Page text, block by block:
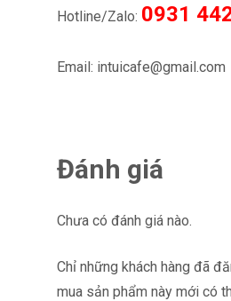
Hotline/Zalo: 0931
Email: intuicafe@gmail.com
Đánh giá
Chưa có đánh giá nào.
Chỉ những khách hàng đã
mua sản phẩm này mới có